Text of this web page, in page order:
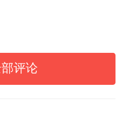
泛宣讲自然资源
重点政策内容，
策、相关数据以
目，对服务保
评论